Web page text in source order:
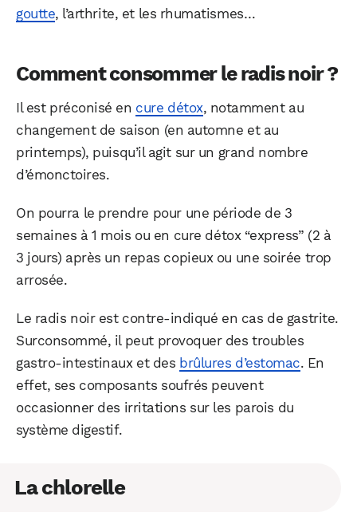
goutte, l’arthrite, et les rhumatismes…
Comment consommer le radis noir ?
Il est préconisé en cure détox, notamment au
changement de saison (en automne et au
printemps), puisqu’il agit sur un grand nombre
d’émonctoires.
On pourra le prendre pour une période de 3
semaines à 1 mois ou en cure détox “express” (2 à
3 jours) après un repas copieux ou une soirée trop
arrosée.
Le radis noir est contre-indiqué en cas de gastrite.
Surconsommé, il peut provoquer des troubles
gastro-intestinaux et des brûlures d’estomac. En
effet, ses composants soufrés peuvent
occasionner des irritations sur les parois du
système digestif.
La chlorelle